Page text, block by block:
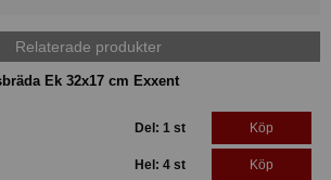
Relaterade produkter
Ek 32x17 cm Exxent
Del: 1 st Köp
Hel: 4 st Köp